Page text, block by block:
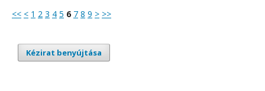
<< < 1 2 3 4 5 6 7 8 9 > >>
Kézirat benyújtása